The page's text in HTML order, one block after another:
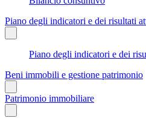
Piano degli indicatori e dei risultati
Piano degli indicatori e dei
Beni immobili e gestione patrimonio
Patrimonio immobiliare